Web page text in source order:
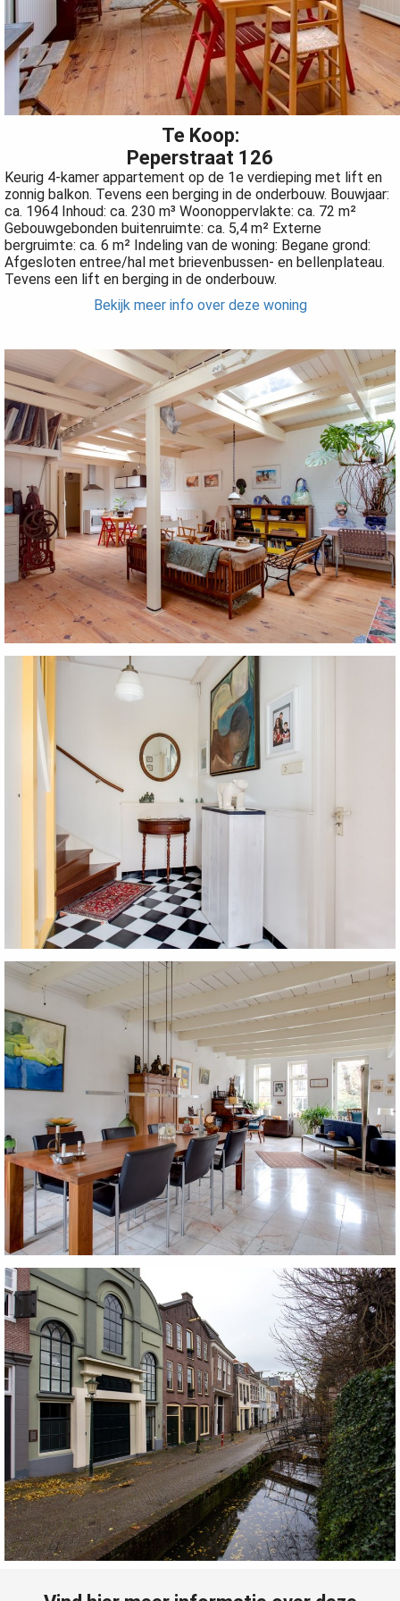
Te Koop:
Peperstraat 126
Keurig 4-kamer appartement op de 1e verdieping met lift en
zonnig balkon. Tevens een berging in de onderbouw. Bouwjaar:
ca. 1964 Inhoud: ca. 230 m³ Woonoppervlakte: ca. 72 m²
Gebouwgebonden buitenruimte: ca. 5,4 m² Externe
bergruimte: ca. 6 m² Indeling van de woning: Begane grond:
Afgesloten entree/hal met brievenbussen- en bellenplateau.
Tevens een lift en berging in de onderbouw.
Bekijk meer info over deze woning
de
Hierdoor
website-